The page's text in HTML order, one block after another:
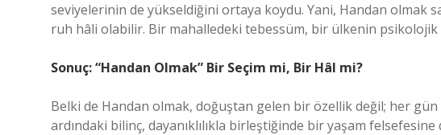
seviyelerinin de yükseldiğini ortaya koydu. Yani, Handan
ruh hâli olabilir. Bir mahalledeki tebessüm, bir ülkenin
Sonuç: “Handan Olmak” Bir Seçim mi, Bir Hâl mi?
Belki de Handan olmak, doğuştan gelen bir özellik değil; her gün
ardındaki bilinç, dayanıklılıkla birleştiğinde bir yaşam